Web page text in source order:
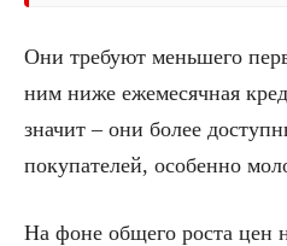
Они требуют меньшего
ним ниже ежемесячная
значит – они более
покупателей, особенно
На фоне общего роста цен